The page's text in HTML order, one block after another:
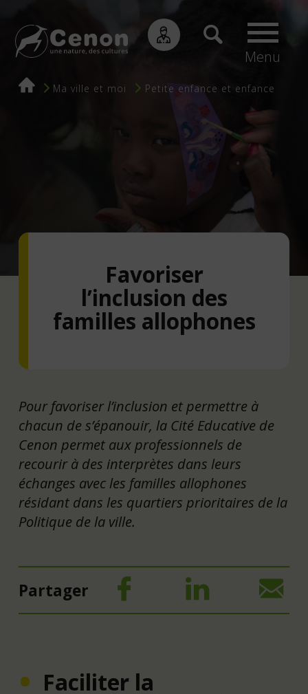
Menu
Fil
Ma ville et moi Petite enfance et enfance
Favoriser
l’inclusion des
familles allophones
Pour favoriser l’inclusion et permettre à
chacun de s’épanouir, la Cité Educative de
Cenon permet aux professionnels de
recourir à des interprètes dans leurs
échanges avec les familles allophones
résidant dans les quartiers prioritaires de la
Politique de la ville.
Partager
Faciliter la